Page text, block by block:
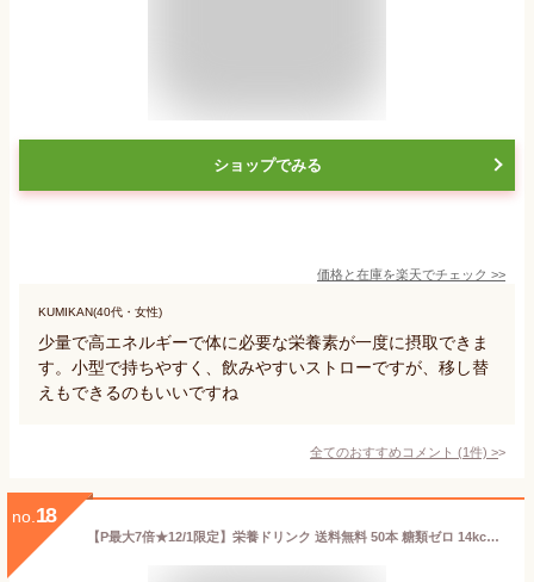
ショップでみる
価格と在庫を楽天でチェック >>
KUMIKAN(40代・女性)
少量で高エネルギーで体に必要な栄養素が一度に摂取できま
す。小型で持ちやすく、飲みやすいストローですが、移し替
えもできるのもいいですね
全てのおすすめコメント (1件) >
no. 18
【P最大7倍★12/1限定】栄養ドリンク 送料無料 50本 糖類ゼロ 14kcal 滋養強壮剤 ビタカイザー3000ゼロ 100ml×50本セット 滋養強壮ドリンク ギフト【指定医薬部外品】